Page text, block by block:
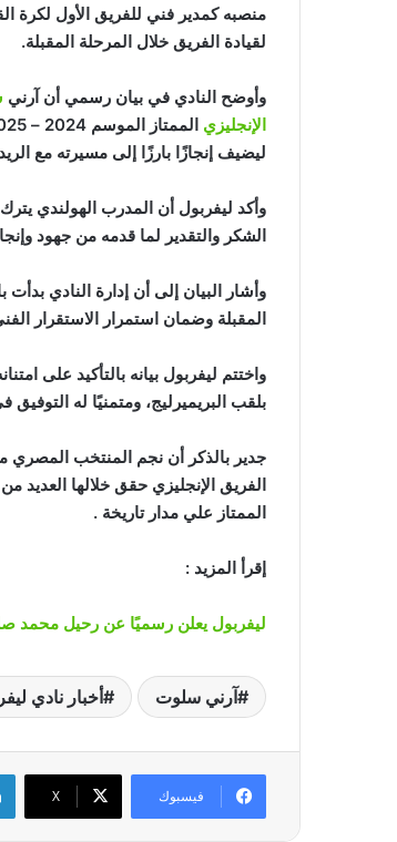
منصبه كمدير فني للفريق الأول لكرة
لقيادة الفريق خلال المرحلة المقبلة.
وأوضح النادي في بيان رسمي أن آرني
الإنجليزي
ليضيف إنجازًا بارزًا إلى مسيرته مع
وأكد ليفربول أن المدرب الهولندي
الشكر والتقدير لما قدمه من جهود
وأشار البيان إلى أن إدارة النادي
المقبلة وضمان استمرار الاستقرار
واختتم ليفربول بيانه بالتأكيد على
بلقب البريميرليج، ومتمنيًا له
الفريق الإنجليزي حقق خلالها العديد
الممتاز علي مدار تاريخة .
إقرأ المزيد :
ليفربول يعلن رسميًا عن رحيل محمد
آرني سلوت أخبار نادي
فيسبوك ‫X